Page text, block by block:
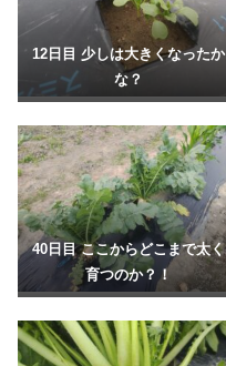
12日目 少しは大きくなったか
な？
40日目 ここからどこまで太く
育つのか？！